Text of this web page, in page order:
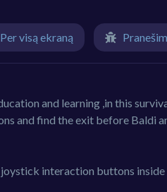
Per visą ekraną
and learning ,in this
and find the exit before Baldi
interaction buttons